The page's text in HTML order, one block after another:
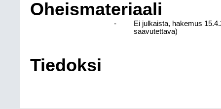
Oheismateriaali
-
Ei julkaista, hakemus
saavutettava)
Tiedoksi